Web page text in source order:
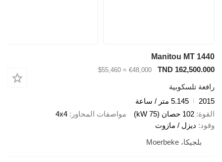
Manitou MT 1440
TND 162,500.000
€48,000
≈ $55,460
رافعة تلسكوبية
2015
5.145 متر / ساعة
القوة 102 حصان (75 kW) مواصفات المحاور
4x4
وقود ديزل / مازوت
بلجيكا، Moerbeke